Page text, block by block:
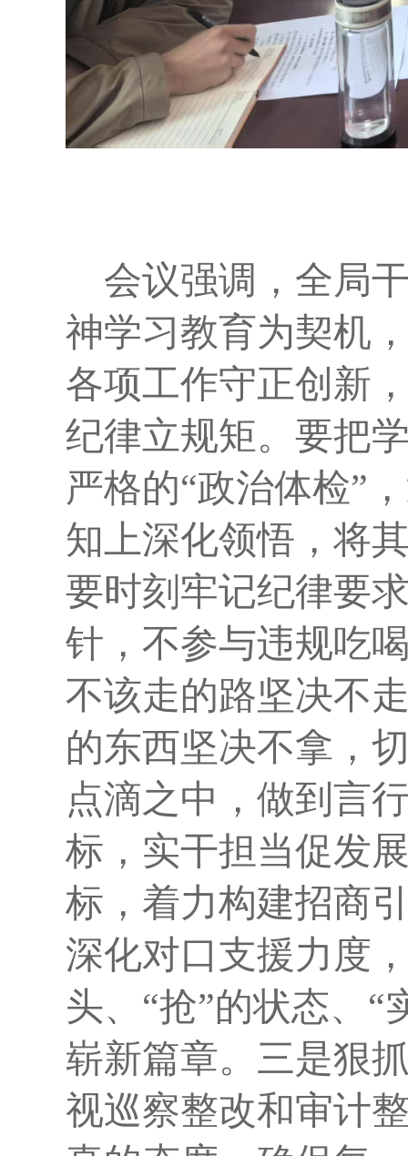
会议强调，全局
神学习教育为契机
各项工作守正创新
纪律立规矩。 要把
严格的“政治体检”
知上深化领悟，将
要时刻牢记纪律要
针，不参与违规吃
不该走的路坚决不
的东西坚决不拿，
点滴之中，做到言
标 ，实干担当促发
标，着力构建招商
深化对口支援力度
头、“抢”的状态、
崭新篇章。 三是狠
视巡察整改和审计